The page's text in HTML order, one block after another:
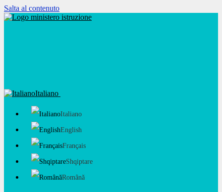
Salta al contenuto
Italiano
Italiano
English
Français
Shqiptare
Română